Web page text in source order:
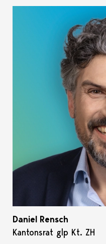
Daniel Rensch
Kantonsrat glp Kt. ZH